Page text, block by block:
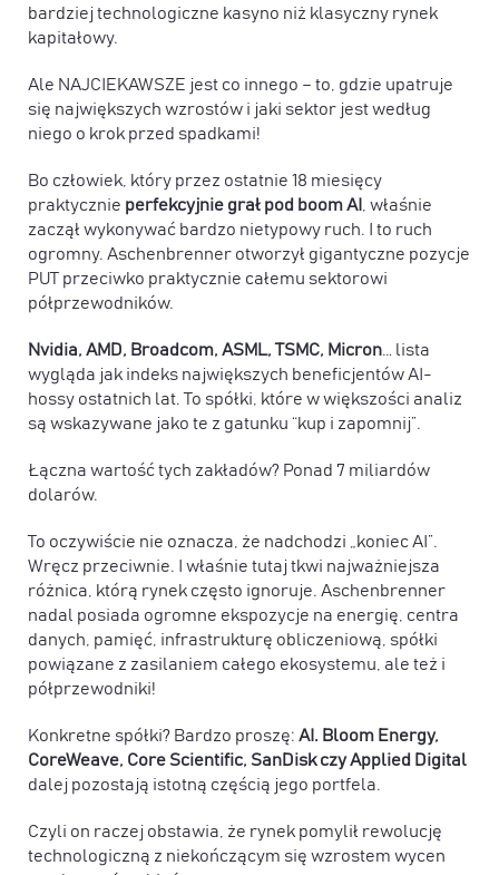
bardziej technologiczne kasyno niż klasyczny rynek
kapitałowy.
Ale NAJCIEKAWSZE jest co innego – to, gdzie upatruje
się największych wzrostów i jaki sektor jest według
niego o krok przed spadkami!
Bo człowiek, który przez ostatnie 18 miesięcy
praktycznie perfekcyjnie grał pod boom AI , właśnie
zaczął wykonywać bardzo nietypowy ruch. I to ruch
ogromny. Aschenbrenner otworzył gigantyczne pozycje
PUT przeciwko praktycznie całemu sektorowi
półprzewodników.
Nvidia, AMD, Broadcom, ASML, TSMC, Micron… lista
wygląda jak indeks największych beneficjentów AI-
hossy ostatnich lat. To spółki, które w większości analiz
są wskazywane jako te z gatunku “kup i zapomnij”.
Łączna wartość tych zakładów? Ponad 7 miliardów
dolarów.
To oczywiście nie oznacza, że nadchodzi „koniec AI”.
Wręcz przeciwnie. I właśnie tutaj tkwi najważniejsza
różnica, którą rynek często ignoruje. Aschenbrenner
nadal posiada ogromne ekspozycje na energię, centra
danych, pamięć, infrastrukturę obliczeniową, spółki
powiązane z zasilaniem całego ekosystemu, ale też i
półprzewodniki!
Konkretne spółki? Bardzo proszę: AI. Bloom Energy,
CoreWeave, Core Scientific, SanDisk czy Applied Digital
dalej pozostają istotną częścią jego portfela.
Czyli on raczej obstawia, że rynek pomylił rewolucję
technologiczną z niekończącym się wzrostem wycen